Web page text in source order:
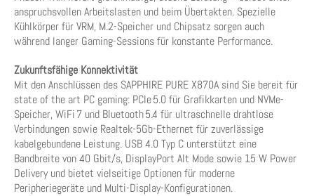
anspruchsvollen Arbeitslasten und beim Übertakten. Spezielle
Kühlkörper für VRM, M.2-Speicher und Chipsatz sorgen auch
während langer Gaming-Sessions für konstante Performance.
Zukunftsfähige Konnektivität
Mit den Anschlüssen des SAPPHIRE PURE X870A sind Sie bereit für
state of the art PC gaming: PCIe 5.0 für Grafikkarten und NVMe-
Speicher, WiFi 7 und Bluetooth 5.4 für ultraschnelle drahtlose
Verbindungen sowie Realtek-5Gb-Ethernet für zuverlässige
kabelgebundene Leistung. USB 4.0 Typ C unterstützt eine
Bandbreite von 40 Gbit/s, DisplayPort Alt Mode sowie 15 W Power
Delivery und bietet vielseitige Optionen für moderne
Peripheriegeräte und Multi-Display-Konfigurationen.